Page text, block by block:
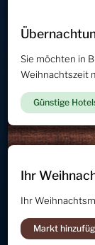
Sie möchten in
Weihnachtszeit
Günstige
Ihr
Ihr
Markt